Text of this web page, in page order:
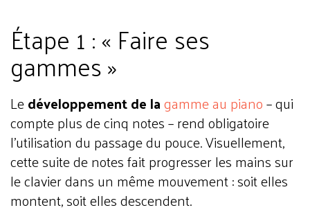
Étape 1 : « Faire ses
gammes »
Ledéveloppement de lagamme au piano– qui
compte plus de cinq notes – rend obligatoire
l’utilisation du passage du pouce. Visuellement,
cette suite de notes fait progresser les mains sur
le clavier dans un même mouvement : soit elles
montent, soit elles descendent.